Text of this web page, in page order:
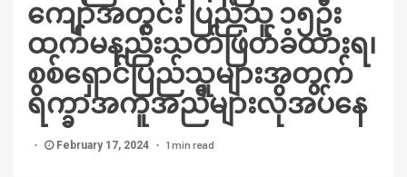
ကျော်အတွင်း ပြည်သူ ၁၅ဦး
ထက်မနည်းသတ်ဖြတ်ခံထားရ၊
စစ်ရှောင်ပြည်သူများအတွက်
ရိက္ခာအကူအညီများလိုအပ်နေ
February 17, 2024 1 min read